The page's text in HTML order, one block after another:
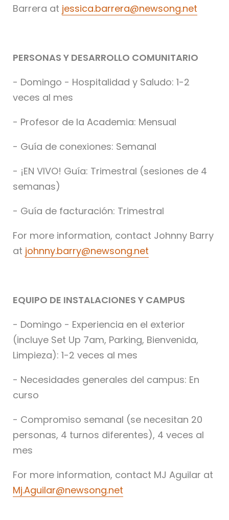
Barrera at jessica.barrera@newsong.net
PERSONAS Y DESARROLLO COMUNITARIO
- Domingo - Hospitalidad y Saludo: 1-2
veces al mes
- Profesor de la Academia: Mensual
- Guía de conexiones: Semanal
- ¡EN VIVO! Guía: Trimestral (sesiones de 4
semanas)
- Guía de facturación: Trimestral
For more information, contact Johnny Barry
at johnny.barry@newsong.net
EQUIPO DE INSTALACIONES Y CAMPUS
- Domingo - Experiencia en el exterior
(incluye Set Up 7am, Parking, Bienvenida,
Limpieza): 1-2 veces al mes
- Necesidades generales del campus: En
curso
- Compromiso semanal (se necesitan 20
personas, 4 turnos diferentes), 4 veces al
mes
For more information, contact MJ Aguilar at
Mj.Aguilar@newsong.net